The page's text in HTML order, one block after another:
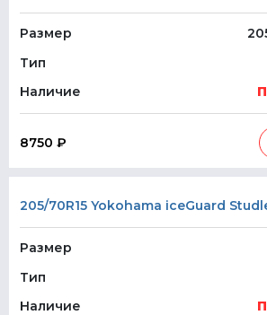
Размер
Тип
Наличие
8750 ₽
205/70R15 Yokohama iceGuard
Размер
Тип
Наличие